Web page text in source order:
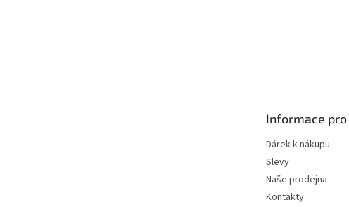
Informace
Dárek k nákupu
Slevy
Naše prodejna
Kontakty